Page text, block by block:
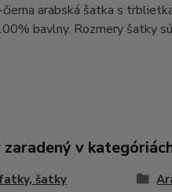
arabská šatka s
bavlny. Rozmery šatky
zaradený v
šatky